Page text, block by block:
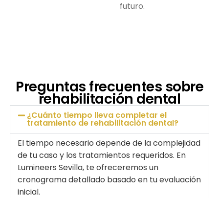
futuro.
Preguntas frecuentes sobre
rehabilitación dental
¿Cuánto tiempo lleva completar el
tratamiento de rehabilitación dental?
El tiempo necesario depende de la complejidad
de tu caso y los tratamientos requeridos. En
Lumineers Sevilla, te ofreceremos un
cronograma detallado basado en tu evaluación
inicial.